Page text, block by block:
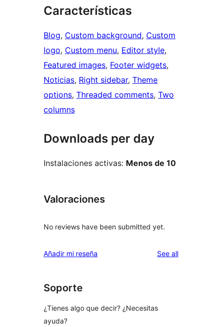
Características
Blog, Custom background, Custom
logo, Custom menu, Editor style
Featured images, Footer widgets
Noticias, Right sidebar, Theme
options, Threaded comments, Two
columns
Downloads per day
Instalaciones activas: Menos de 10
Valoraciones
No reviews have been submitted yet.
Añadir mi reseña See allreviews
Soporte
¿Tienes algo que decir? ¿Necesitas
ayuda?